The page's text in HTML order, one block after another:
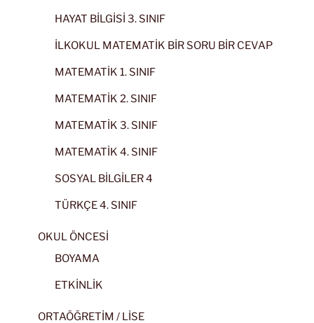
HAYAT BİLGİSİ 3. SINIF
İLKOKUL MATEMATİK BİR SORU BİR CEVAP
MATEMATİK 1. SINIF
MATEMATİK 2. SINIF
MATEMATİK 3. SINIF
MATEMATİK 4. SINIF
SOSYAL BİLGİLER 4
TÜRKÇE 4. SINIF
OKUL ÖNCESİ
BOYAMA
ETKİNLİK
ORTAÖĞRETİM / LİSE